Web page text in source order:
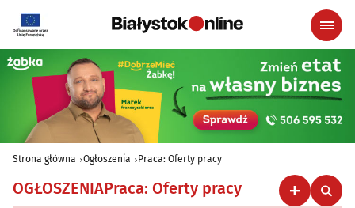
Strona główna Ogłoszenia Praca: Oferty pracy
OGŁOSZENIAPraca: Oferty pracy